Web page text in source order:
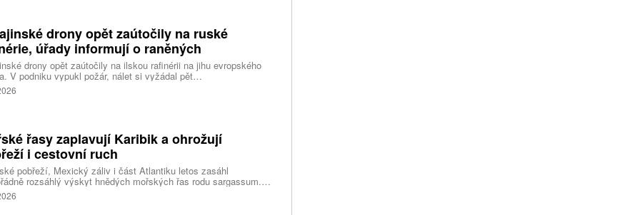
drony opět zaútočily na ruské
úřady informují o raněných
drony opět zaútočily na ilskou rafinérii na jihu evropského
V podniku vypukl požár, nálet si vyžádal pět
informoval krizový štáb Krasnodarského kraje. Další dva lidi
v Zadonsku na Donu, oznámil gubernátor Lipecké oblasti
řasy zaplavují Karibik a ohrožují
i cestovní ruch
pobřeží, Mexický záliv i část Atlantiku letos zasáhl
rozsáhlý výskyt hnědých mořských řas rodu sargassum.
se hromadí miliony tun biomasy, která po vyplavení rychle
zhoršuje kvalitu vody, omezuje život mořských organismů a